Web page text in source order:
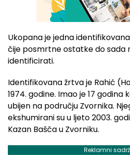
Ukopana je jedna
čije posmrtne ostatke do sada
identificirati.
Identifikovana žrtva je Rahić
1974. godine. Imao je 17 godina
ubijen na području Zvornika.
ekshumirani su u ljeto 2003.
Kazan Bašča u Zvorniku.
Reklamni